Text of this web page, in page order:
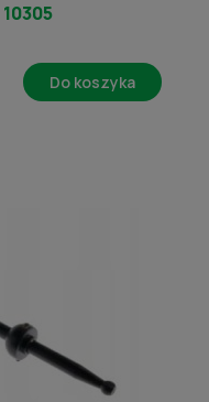
10305
Do koszyka